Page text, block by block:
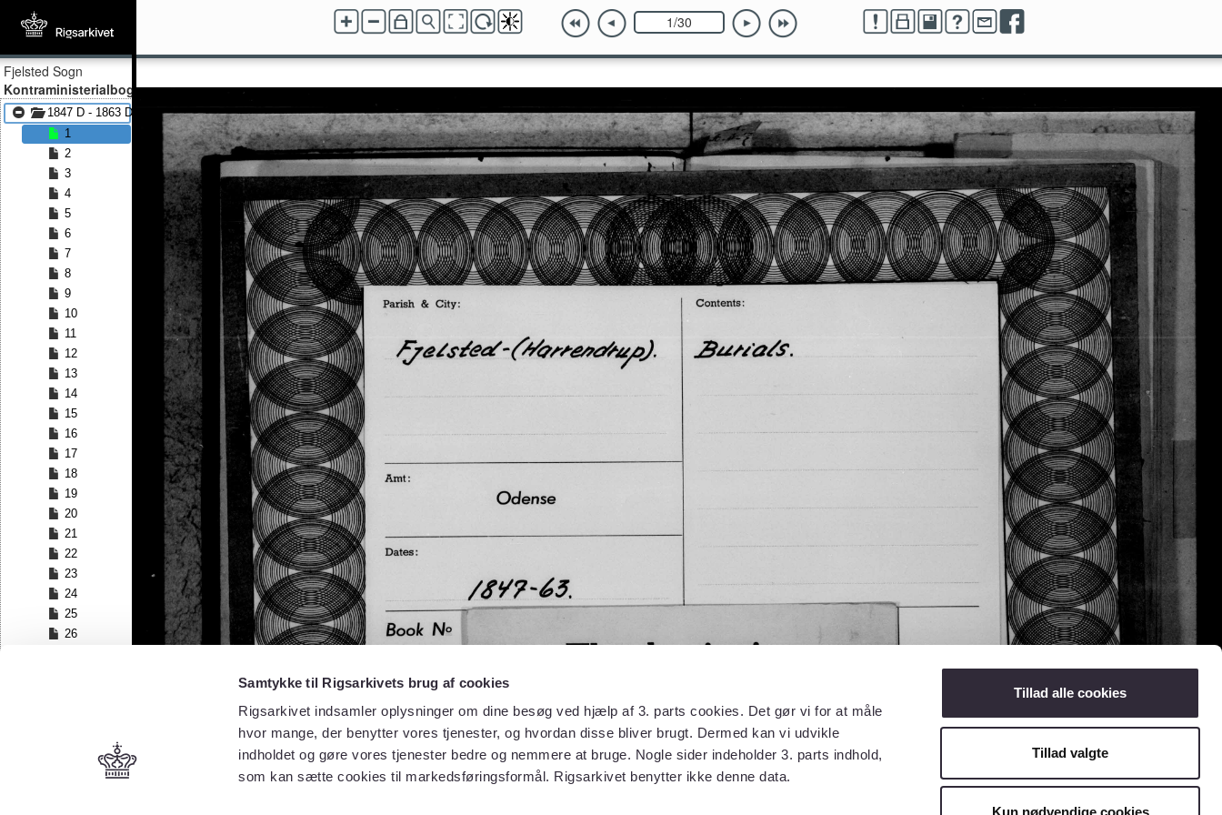
Samtykke til Rigsarkivets brug af cookies
Rigsarkivet indsamler oplysninger om dine besøg ved hjælp af 3. parts cookies. Det gør vi for at måle
hvor mange, der benytter vores tjenester, og hvordan disse bliver brugt. Dermed kan vi udvikle
indholdet og gøre vores tjenester bedre og nemmere at bruge. Nogle sider indeholder 3. parts indhold,
som kan sætte cookies til markedsføringsformål. Rigsarkivet benytter ikke denne data.
Tillad alle cookies
Tillad valgte
Kun nødvendige cookies
Fjelsted Sogn
Kontraministerialbog
1847 D - 1863 D
1
2
3
4
5
6
7
8
9
10
11
12
13
14
15
16
17
18
19
20
21
22
23
24
25
26